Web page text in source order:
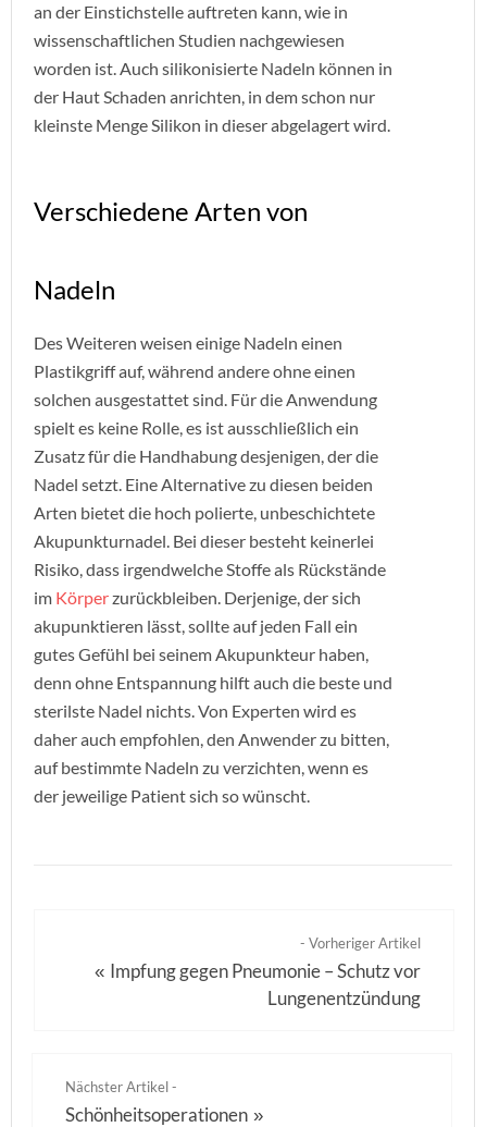
an der Einstichstelle auftreten kann, wie in
wissenschaftlichen Studien nachgewiesen
worden ist. Auch silikonisierte Nadeln können in
der Haut Schaden anrichten, in dem schon nur
kleinste Menge Silikon in dieser abgelagert wird.
Verschiedene Arten von
Nadeln
Des Weiteren weisen einige Nadeln einen
Plastikgriff auf, während andere ohne einen
solchen ausgestattet sind. Für die Anwendung
spielt es keine Rolle, es ist ausschließlich ein
Zusatz für die Handhabung desjenigen, der die
Nadel setzt. Eine Alternative zu diesen beiden
Arten bietet die hoch polierte, unbeschichtete
Akupunkturnadel. Bei dieser besteht keinerlei
Risiko, dass irgendwelche Stoffe als Rückstände
im Körperzurückbleiben. Derjenige, der sich
akupunktieren lässt, sollte auf jeden Fall ein
gutes Gefühl bei seinem Akupunkteur haben,
denn ohne Entspannung hilft auch die beste und
sterilste Nadel nichts. Von Experten wird es
daher auch empfohlen, den Anwender zu bitten,
auf bestimmte Nadeln zu verzichten, wenn es
der jeweilige Patient sich so wünscht.
- Vorheriger Artikel
« Impfung gegen Pneumonie – Schutz vor
Lungenentzündung
Nächster Artikel -
Schönheitsoperationen »